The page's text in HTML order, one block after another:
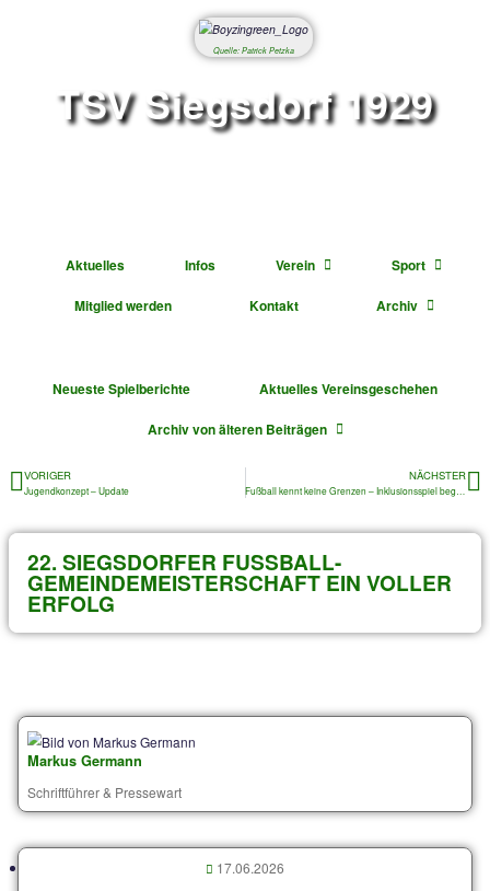
Quelle: Patrick Petzka
TSV Siegsdorf
Mitglied werden Kontakt
Neueste Spielberichte Aktuelles
Archiv von älteren Beiträgen
VORIGER
Jugendkonzept – Update
22. SIEGSDORFER FUSSBALL-G
EMEINDEMEISTERSCHAFT EIN
RFOLG